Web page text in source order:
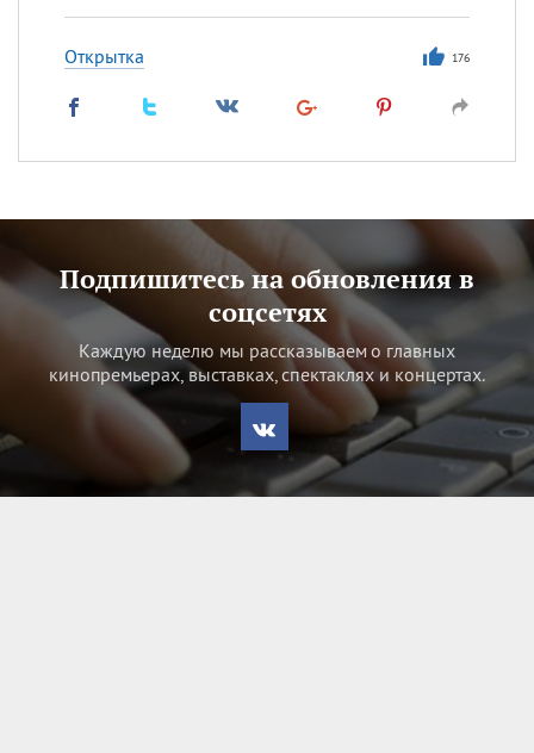
Открытка 176
Подпишитесь на обновления в
соцсетях
Каждую неделю мы рассказываем о главных
кинопремьерах, выставках, спектаклях и концертах.